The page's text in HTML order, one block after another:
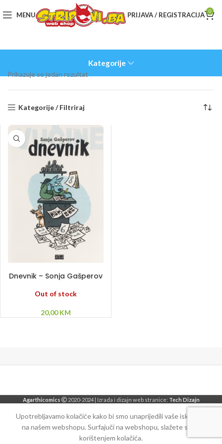
MENU PRIJAVA / REGISTRACIJA 0
Kategorije
Prikazuje se jedan rezultat
Kategorije / Filtriraj
Dnevnik – Sonja Gašperov
Out of stock
20,00KM
Agarthicomics 2020-2024 | Izrada i dizajn web stranice: Tech Dizajn
Upotrebljavamo kolačiće kako bi smo unaprijedili vaše iskustvo
na našem webshopu. Surfajuči na webshopu, slažete se sa
korištenjem kolačića.